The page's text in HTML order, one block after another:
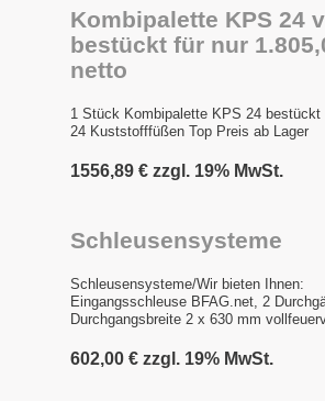
Kombipalette KPS 24
bestückt für nur
netto
1 Stück Kombipalette KPS 24 bestückt
24 Kuststofffüßen Top Preis ab Lager
1556,89 € zzgl. 19% MwSt.
Schleusensysteme
Schleusensysteme/Wir bieten Ihnen:
Eingangsschleuse BFAG.net, 2
Durchgangsbreite 2 x 630 mm
602,00 € zzgl. 19% MwSt.